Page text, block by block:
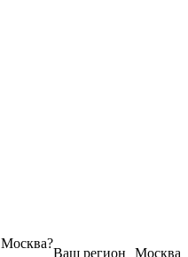
Москва
Ваш регион
Москва?